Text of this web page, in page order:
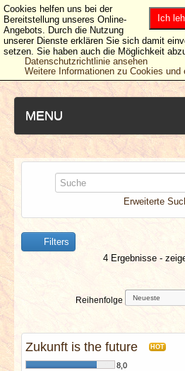
MENU
NEUESTE ARTIKEL
NEWS & DATES
BERICHTE
SPECIALS
Erweiterte
Filters
4 Ergebnisse -
Reihenfolge
Zukunft is the future HOT
8,0
Ich
Cookies helfen uns bei der
Bereitstellung unseres Online-
Angebots. Durch die Nutzung
unserer Dienste erklären Sie sich damit
setzen. Sie haben auch die Möglichkeit
Datenschutzrichtlinie ansehen
Weitere Informationen zu Cookies und